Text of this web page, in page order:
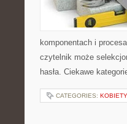
komponentach i
czytelnik może
hasła. Ciekawe
CATEGORIES: